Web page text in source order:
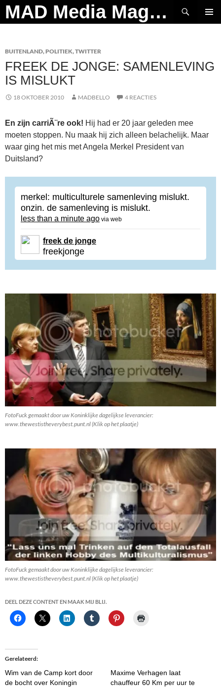
Ga
naar
MAD Media Magazine
Zoeken
BUITENLAND,POLITIEK,TWITTER
FREEK DE JONGE: SAMENLEVING
IS MISLUKT
18 OKTOBER 2010 MADBELLO 4 REACTIES
En zijn carriÃ¨re ook! Hij had er 20 jaar geleden mee
moeten stoppen. Nu maak hij zich alleen belachelijk. Maar
waar ging het mis met Angela Merkel President van
Duitsland?
merkel: multiculturele samenleving mislukt.
onzin. de samenleving is mislukt.
less than a minute ago via web
freek de jonge
freekjonge
FotoFuck gemaakt door uw Koninklijke dagelijkse leverancier:
www.thewestistheverybest.punt.nl (Klik op het plaatje)
FotoFuck gemaakt door uw Koninklijke dagelijkse leverancier:
www.thewestistheverybest.punt.nl (Klik op het plaatje)
DEEL DEZE CONTENT EN MAAK MIJ BLIJ.
Gerelateerd
Wim van de Camp kort door
de bocht over Koningin
Maxime Verhagen laat
chauffeur 60 Km per uur te